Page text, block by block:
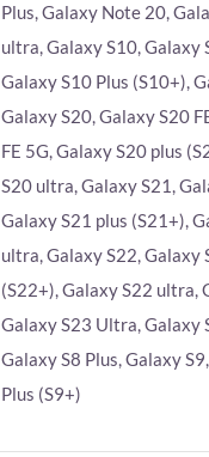
Plus, Galaxy Note 20,
ultra, Galaxy S10, Galaxy
Galaxy S10 Plus (S10+),
Galaxy S20, Galaxy S20
FE 5G, Galaxy S20 plus
S20 ultra, Galaxy S21,
Galaxy S21 plus (S21+),
ultra, Galaxy S22, Galaxy
(S22+), Galaxy S22 ultra,
Galaxy S23 Ultra, Galaxy
Galaxy S8 Plus, Galaxy
Plus (S9+)